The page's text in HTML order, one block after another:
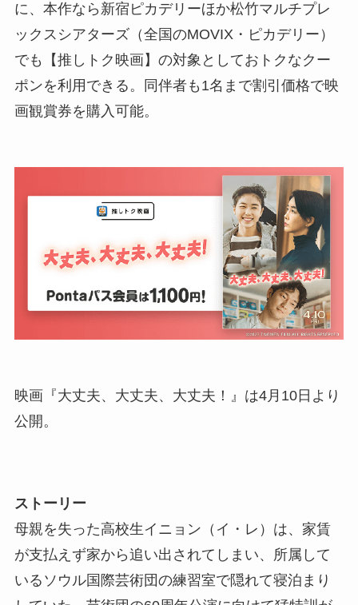
に、本作なら新宿ピカデリーほか松竹マルチプレ
ックスシアターズ（全国のMOVIX・ピカデリー）
でも【推しトク映画】の対象としておトクなクー
ポンを利用できる。同伴者も1名まで割引価格で映
画観賞券を購入可能。
映画『大丈夫、大丈夫、大丈夫！』は4月10日より
公開。
ストーリー
母親を失った高校生イニョン（イ・レ）は、家賃
が支払えず家から追い出されてしまい、所属して
いるソウル国際芸術団の練習室で隠れて寝泊まり